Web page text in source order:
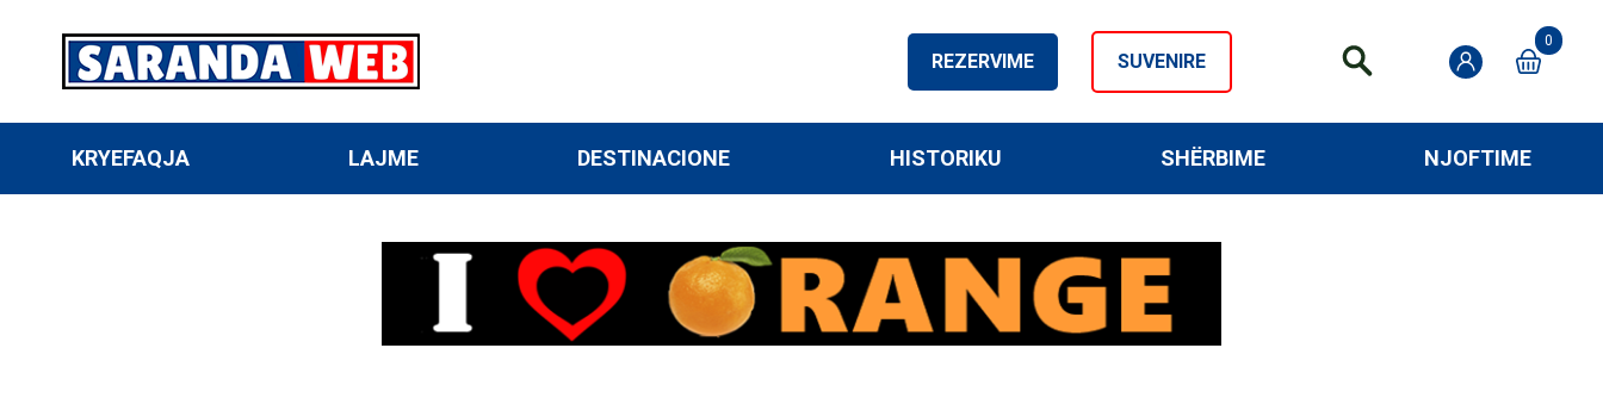
REZERVIME SUVENIRE
0
KRYEFAQJA LAJME DESTINACIONE HISTORIKU SHËRBIME NJOFTIME